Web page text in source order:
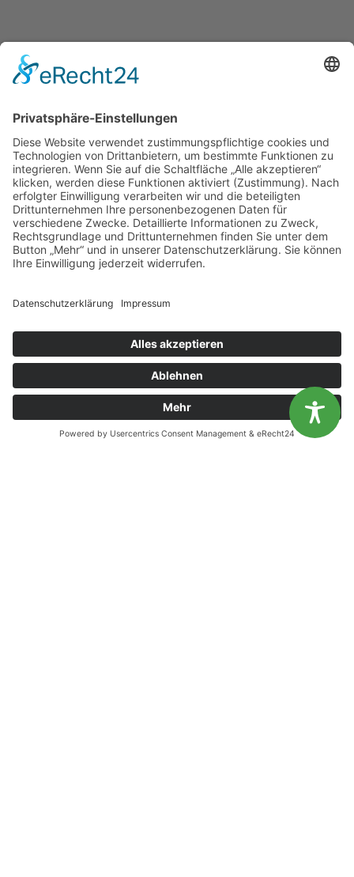
KONTAKT
Landesvereinigung für Gesundheitsförderung
Mecklenburg-Vorpommern e. V.
Wismarsche Straße 170
19053 Schwerin
info@lvg-mv.de
DATENSCHUTZ
IMPRESSUM
BARRIEREFREIHEITSERKLAERUNG
Diese Website benutzt Cookies. Wenn du die Website weiter
nutzt, gehen wir von deinem Einverständnis aus.
OK
Nein